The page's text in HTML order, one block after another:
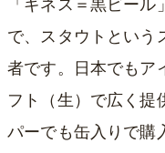
「ギネス＝黒ビー
で、スタウトという
者です。日本でもア
フト（生）で広く提
パーでも缶入りで購